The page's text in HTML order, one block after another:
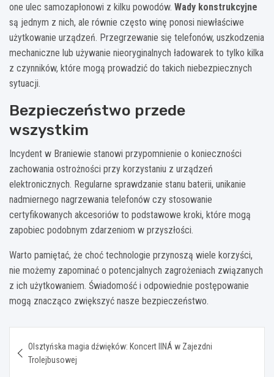
one ulec samozapłonowi z kilku powodów. Wady konstrukcyjne
są jednym z nich, ale równie często winę ponosi niewłaściwe
użytkowanie urządzeń. Przegrzewanie się telefonów, uszkodzenia
mechaniczne lub używanie nieoryginalnych ładowarek to tylko kilka
z czynników, które mogą prowadzić do takich niebezpiecznych
sytuacji.
Bezpieczeństwo przede
wszystkim
Incydent w Braniewie stanowi przypomnienie o konieczności
zachowania ostrożności przy korzystaniu z urządzeń
elektronicznych. Regularne sprawdzanie stanu baterii, unikanie
nadmiernego nagrzewania telefonów czy stosowanie
certyfikowanych akcesoriów to podstawowe kroki, które mogą
zapobiec podobnym zdarzeniom w przyszłości.
Warto pamiętać, że choć technologie przynoszą wiele korzyści,
nie możemy zapominać o potencjalnych zagrożeniach związanych
z ich użytkowaniem. Świadomość i odpowiednie postępowanie
mogą znacząco zwiększyć nasze bezpieczeństwo.
wpisu
Olsztyńska magia dźwięków: Koncert IINÁ w Zajezdni
Trolejbusowej